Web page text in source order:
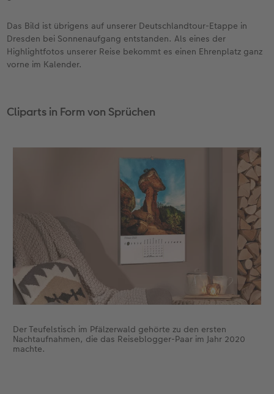
Das Bild ist übrigens auf unserer Deutschlandtour-Etappe in
Dresden bei Sonnenaufgang entstanden. Als eines der
Highlightfotos unserer Reise bekommt es einen Ehrenplatz ganz
vorne im Kalender.
Cliparts in Form von Sprüchen
Der Teufelstisch im Pfälzerwald gehörte zu den ersten
Nachtaufnahmen, die das Reiseblogger-Paar im Jahr 2020
machte.